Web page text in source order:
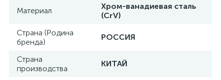
Материал
Хром-ванадиевая сталь
(CrV)
Страна (Родина
бренда)
РОССИЯ
Страна
производства
КИТАЙ